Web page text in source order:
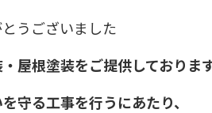
うございました
屋根塗装をご提供しております
守る工事を行うにあたり、